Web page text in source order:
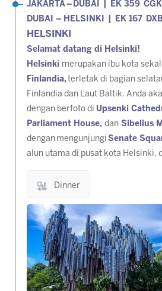
JAKARTA– DUBAI | EK 359
DUBAI – HELSINKI | EK 167
HELSINKI
Selamat datang di Helsinki!
Helsinki merupakan ibu kota
Finlandia,terletak di bagian
Finlandia dan Laut Baltik. Anda
dengan berfoto di Upsenki
Parliament House, dan Sibelius
dengan mengunjungi Senate
alun utama di pusat kota Helsinki,
Dinner